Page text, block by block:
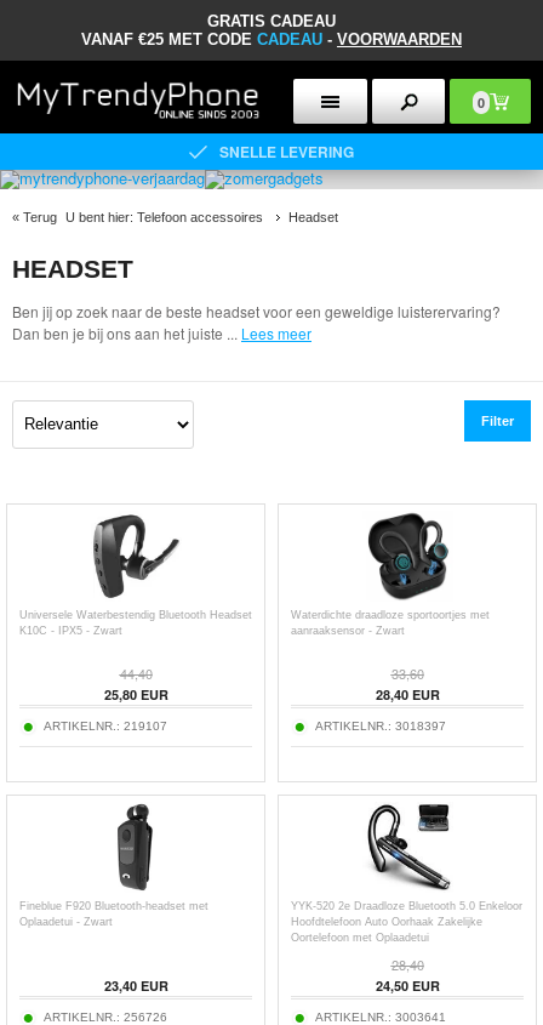
GRATIS CADEAU
VANAF €25 MET CODE CADEAU - VOORWAARDEN
0
SNELLE LEVERING
« Terug U bent hier: Telefoon accessoires Headset
HEADSET
Ben jij op zoek naar de beste headset voor een geweldige luisterervaring?
Dan ben je bij ons aan het juiste ... Lees meer
Filter
Universele Waterbestendig Bluetooth Headset
K10C - IPX5 - Zwart
44,40
25,80EUR
ARTIKELNR.: 219107
Waterdichte draadloze sportoortjes met
aanraaksensor - Zwart
33,60
28,40EUR
ARTIKELNR.: 3018397
Fineblue F920 Bluetooth-headset met
Oplaadetui - Zwart
23,40EUR
ARTIKELNR.: 256726
YYK-520 2e Draadloze Bluetooth 5.0 Enkeloor
Hoofdtelefoon Auto Oorhaak Zakelijke
Oortelefoon met Oplaadetui
28,40
24,50EUR
ARTIKELNR.: 3003641